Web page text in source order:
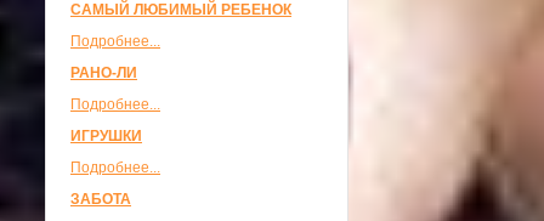
САМЫЙ ЛЮБИМЫЙ РЕБЕНОК
Подробнее...
РАНО-ЛИ
Подробнее...
ИГРУШКИ
Подробнее...
ЗАБОТА